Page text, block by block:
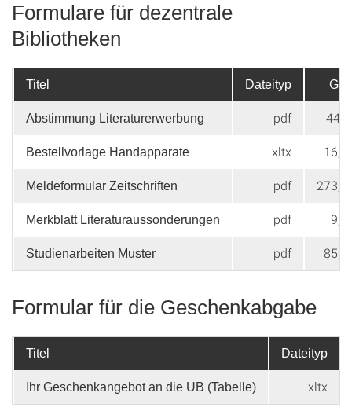
Formulare für dezentrale
Bibliotheken
Titel Dateityp
Abstimmung Literaturerwerbung pdf 449
Bestellvorlage Handapparate xltx 16,9
Meldeformular Zeitschriften pdf 273,7
Merkblatt Literaturaussonderungen pdf 9,8
Studienarbeiten Muster pdf 85,7
Formular für die Geschenkabgabe
Titel Dateityp
Ihr Geschenkangebot an die UB (Tabelle) xltx